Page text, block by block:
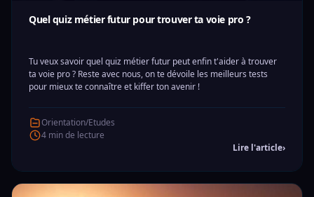
Quel quiz métier futur pour trouver ta voie pro ?
Tu veux savoir quel quiz métier futur peut enfin t'aider à trouver
ta voie pro ? Reste avec nous, on te dévoile les meilleurs tests
pour mieux te connaître et kiffer ton avenir !
Orientation/Etudes
4 min de lecture
Lire l'article›